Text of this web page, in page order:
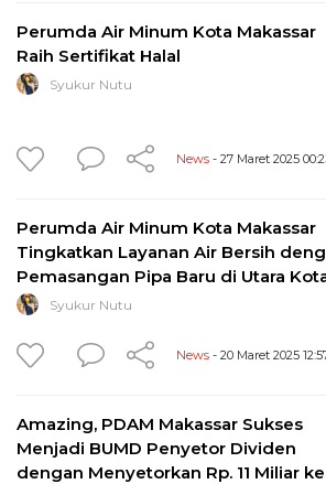
Perumda Air Minum Kota Makassar
Raih Sertifikat Halal
Syukur Nutu
News - 27 Maret 2025
Perumda Air Minum Kota Makassar
Tingkatkan Layanan Air Bersih
Pemasangan Pipa Baru di Utara
Syukur Nutu
News - 20 Maret 2025
Amazing, PDAM Makassar Sukses
Menjadi BUMD Penyetor Dividen
dengan Menyetorkan Rp. 11 Miliar ke